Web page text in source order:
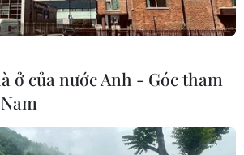
MỤC
trên vịnh Bắc Bộ sẽ
ở của nước Anh - Góc tham